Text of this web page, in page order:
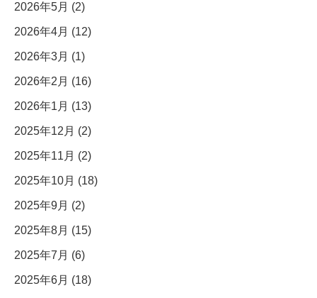
2026年5月 (2)
2026年4月 (12)
2026年3月 (1)
2026年2月 (16)
2026年1月 (13)
2025年12月 (2)
2025年11月 (2)
2025年10月 (18)
2025年9月 (2)
2025年8月 (15)
2025年7月 (6)
2025年6月 (18)